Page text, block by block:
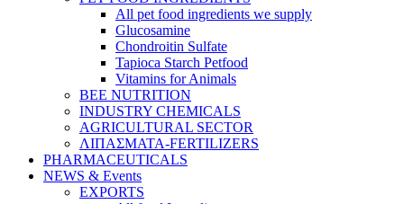
All pet food ingredients we supply
Glucosamine
Chondroitin Sulfate
Tapioca Starch Petfood
Vitamins for Animals
BEE NUTRITION
INDUSTRY CHEMICALS
AGRICULTURAL SECTOR
ΛΙΠΑΣΜΑΤΑ-FERTILIZERS
PHARMACEUTICALS
NEWS & Events
EXPORTS